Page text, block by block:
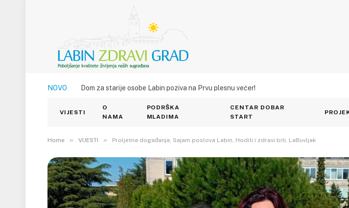
NOVO Dom za starije osobe Labin poziva na Prvu plesnu večer!
VIJESTI
O
NAMA
PODRŠKA
MLADIMA
CENTAR DOBAR
START
Home » VIJESTI » Proljetna događanja; Sajam poslova Labin, Hoditi i zdravi biti, LaBuvljak